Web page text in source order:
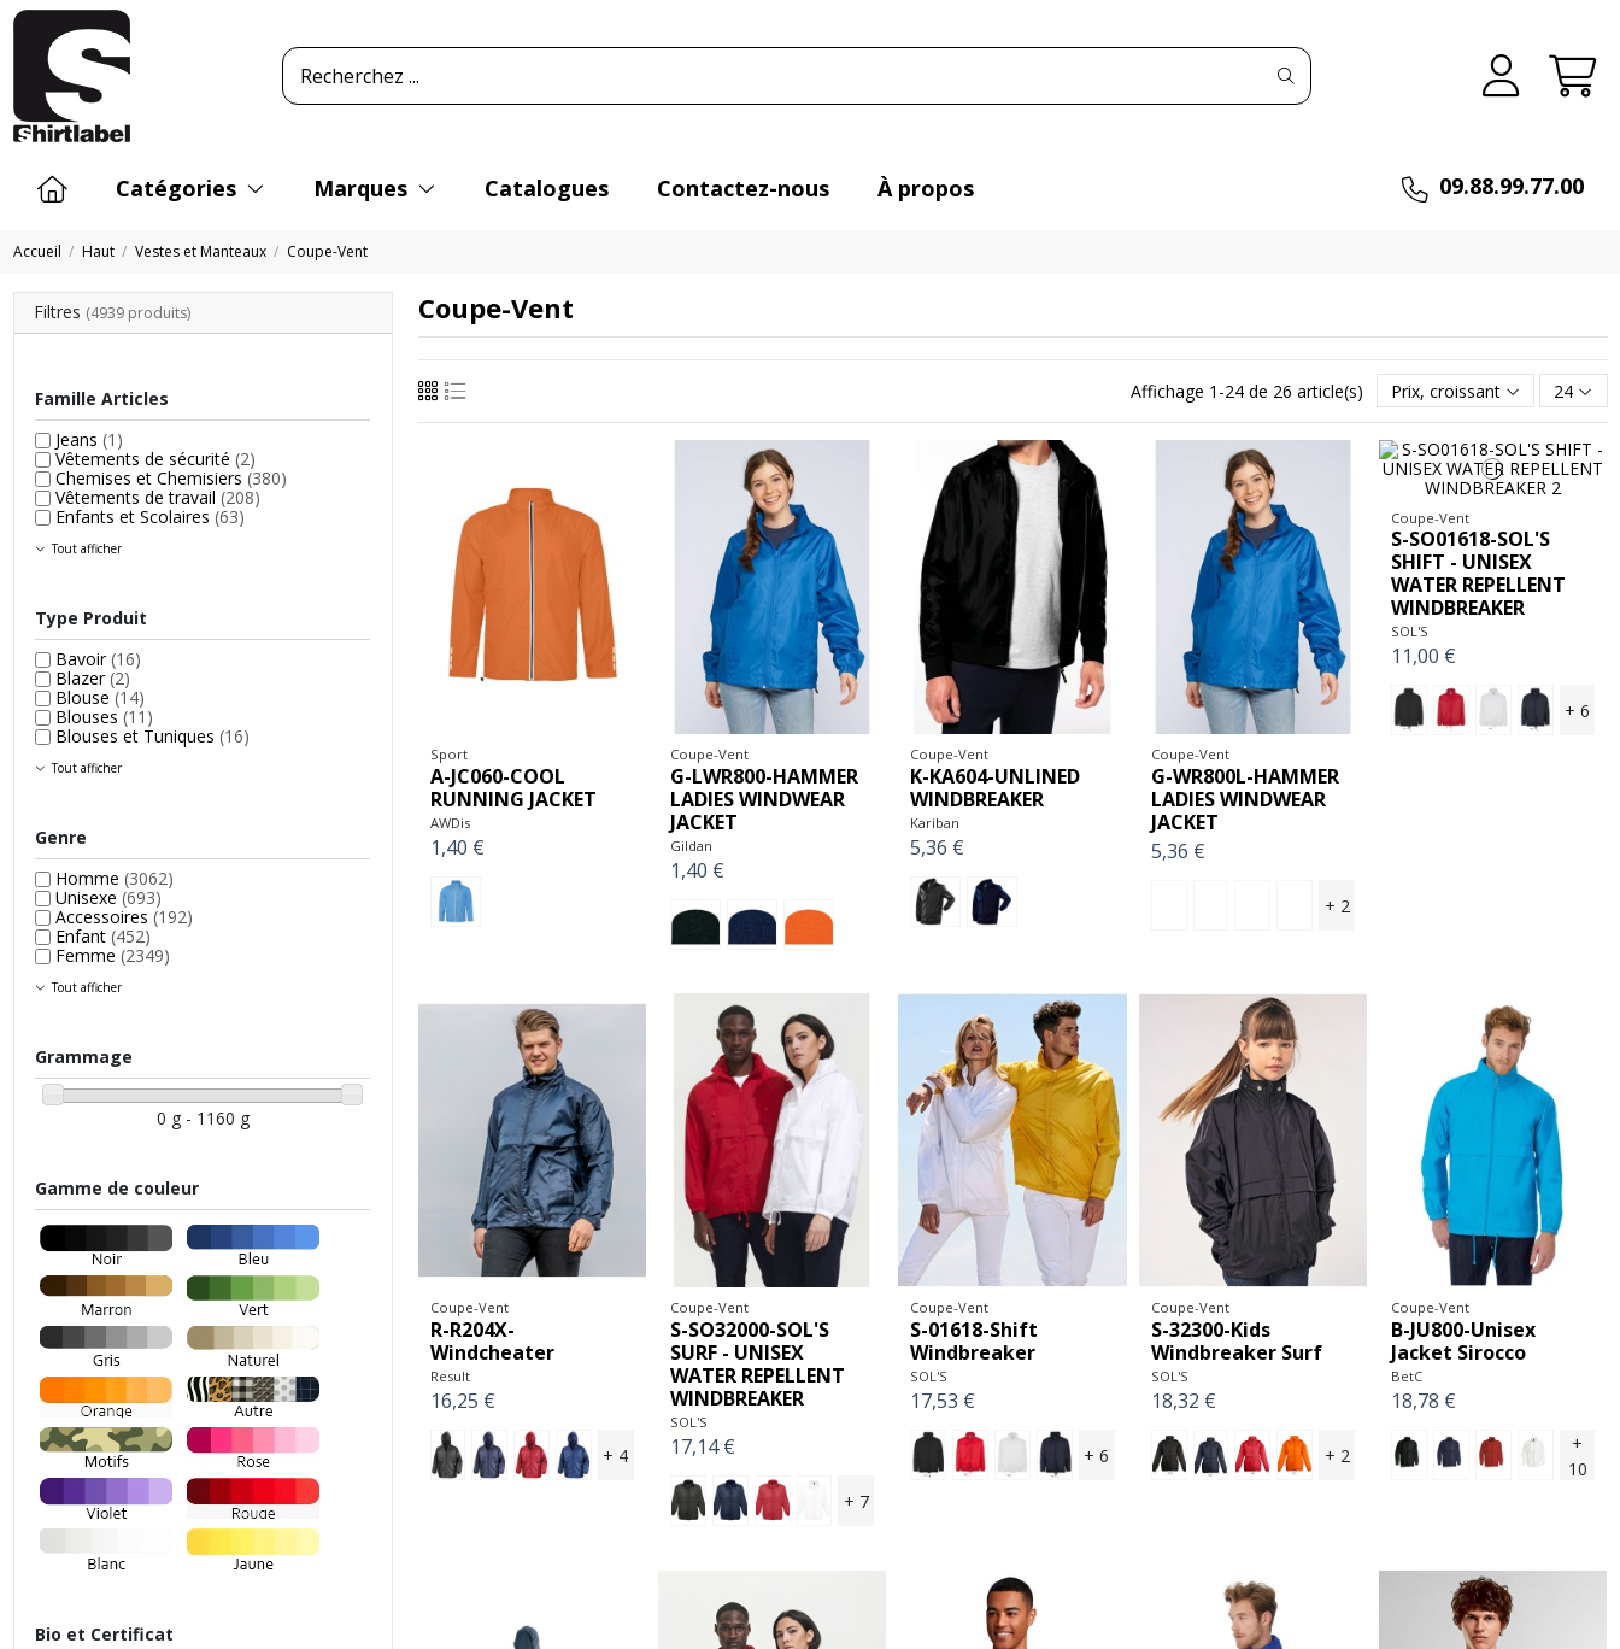
Catégories Marques Catalogues Contactez-nous À propos 09.88.99.77.00
Accueil Haut Vestes et Manteaux Coupe-Vent
Coupe-Vent
Affichage 1-24 de 26 article(s) Prix, croissant 24
Sport
A-JC060-COOL
RUNNING JACKET
AWDis
1,40 €
Coupe-Vent
G-LWR800-HAMMER
LADIES WINDWEAR
JACKET
Gildan
1,40 €
Coupe-Vent
K-KA604-UNLINED
WINDBREAKER
Kariban
5,36 €
Coupe-Vent
G-WR800L-HAMMER
LADIES WINDWEAR
JACKET
5,36 €
+ 2
Coupe-Vent
S-SO01618-SOL'S
SHIFT - UNISEX
WATER REPELLENT
WINDBREAKER
SOL'S
11,00 €
+ 6
Coupe-Vent
R-R204X-
Windcheater
Result
16,25 €
+ 4
Coupe-Vent
S-SO32000-SOL'S
SURF - UNISEX
WATER REPELLENT
WINDBREAKER
SOL'S
17,14 €
+ 7
Coupe-Vent
S-01618-Shift
Windbreaker
SOL'S
17,53 €
+ 6
Coupe-Vent
S-32300-Kids
Windbreaker Surf
SOL'S
18,32 €
+ 2
Coupe-Vent
B-JU800-Unisex
Jacket Sirocco
BetC
18,78 €
+
10
Filtres (4939 produits)
Famille Articles
Jeans (1)
Vêtements de sécurité (2)
Chemises et Chemisiers (380)
Vêtements de travail (208)
Enfants et Scolaires (63)
Tout afficher
Type Produit
Bavoir(16)
Blazer(2)
Blouse (14)
Blouses (11)
Blouses et Tuniques (16)
Tout afficher
Genre
Homme (3062)
Unisexe (693)
Accessoires (192)
Enfant (452)
Femme (2349)
Tout afficher
Grammage
0 g - 1160 g
Gamme de couleur
Bio et Certificat